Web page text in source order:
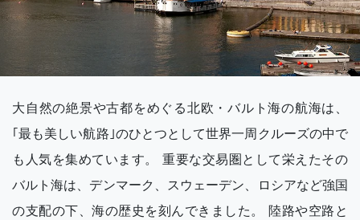
大自然の絶景や古都をめぐる北欧・バルト海の航海は、
｢最も美しい航路｣のひとつとして世界一周クルーズの中で
も人気を集めています。 重要な交易圏として栄えたその
バルト海は、デンマーク、スウェーデン、ロシアなど強国
の支配の下、海の歴史を刻んできました。 陸路や空路と